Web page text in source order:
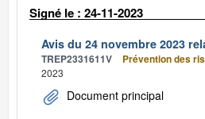
Signé le : 24-11-2023
Avis du 24 novembre 2023
TREP2331611V Prévention des
2023
Document principal